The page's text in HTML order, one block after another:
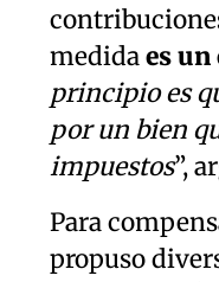
medidaes
principio es
por un bien
impuestos”,
Para
propuso